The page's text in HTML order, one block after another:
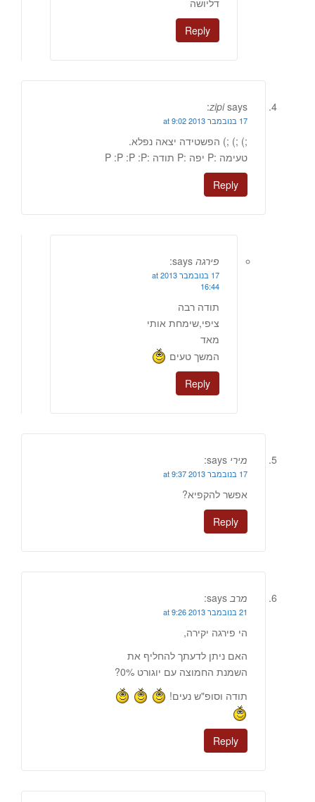
Reply
zipi says:
17 בנובמבר 2013 at 9:02
;) ;) ;) הפשטידה יצאה נפלא.
טעימה :P יפה :P תודה :P :P :P :P
Reply
פירגה says:
17 בנובמבר 2013 at
16:44
תודה רבה
ציפי,שימחת אותי
מאד
המשך טעים
Reply
מירי says:
17 בנובמבר 2013 at 9:37
אפשר להקפיא?
Reply
מרב says:
21 בנובמבר 2013 at 9:26
הי פירגה יקירה,
האם ניתן לדעתך להחליף את
השמנת החמוצה עם יוגורט 0%?
תודה וסופ"ש נעים!
Reply